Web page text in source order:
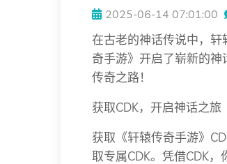
2025-06-14 07:01:00
在古老的神话传说中，
奇手游》开启了崭新的
传奇之路！
获取CDK，开启神话之旅
获取《轩辕传奇手游》
取专属CDK。凭借CDK